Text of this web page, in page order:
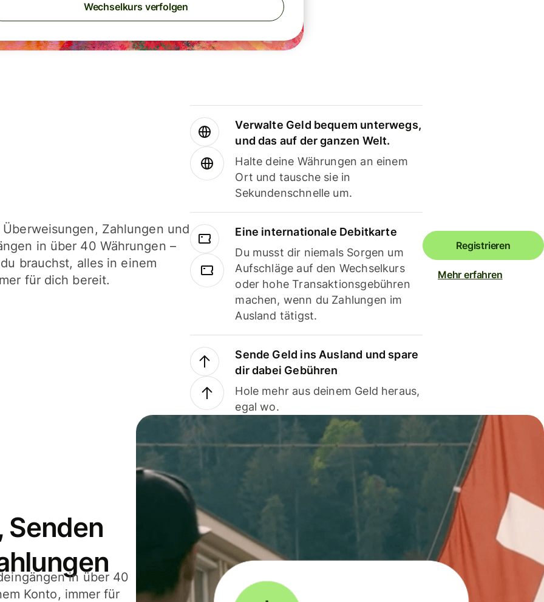
Wechselkurs verfolgen
Zahlungen und
in über 40 Währungen –
brauchst, alles in einem
für dich bereit.
Verwalte Geld bequem unterwegs,
und das auf der ganzen Welt.
Halte deine Währungen an einem
Ort und tausche sie in
Sekundenschnelle um.
Eine internationale Debitkarte
Du musst dir niemals Sorgen um
Aufschläge auf den Wechselkurs
oder hohe Transaktionsgebühren
machen, wenn du Zahlungen im
Ausland tätigst.
Sende Geld ins Ausland und spare
dir dabei Gebühren
Hole mehr aus deinem Geld heraus,
egal wo.
Registrieren
Mehr erfahren
Senden
in über 40
Konto, immer für